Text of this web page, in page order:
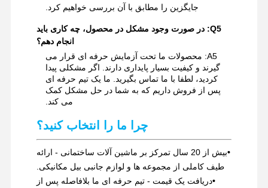
جایگزین را مطابق با آن بررسی خواهیم کرد.
Q5: در صورت وجود مشکل در محصول، چه کاری باید
انجام دهم؟
A5: محصولات ما تحت آزمایش حرفه ای قرار می
گیرند و کیفیت بسیار پایداری دارند. اگر مشکلی پیدا
کردید، لطفا با ما تماس بگیرید. ما یک تیم حرفه ای
پس از فروش داریم که به شما در حل مشکل کمک
می کند.
چرا ما را انتخاب کنید؟
•
بیش از 20 سال تمرکز بر ماشین آلات ساختمانی - ارائه
طیف کاملی از مجموعه ها و لوازم جانبی بیل مکانیکی.
•دریافت یک قیمت - تیم حرفه ای ما بلافاصله پس از